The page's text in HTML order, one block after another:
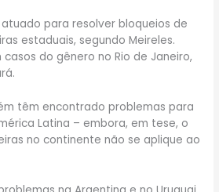
para resolver bloqueios de
estaduais, segundo Meireles.
do gênero no Rio de Janeiro,
têm encontrado problemas para
Latina – embora, em tese, o
no continente não se aplique ao